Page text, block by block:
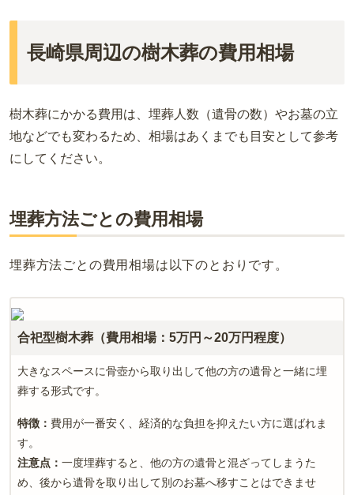
長崎県周辺の樹木葬の費用相場
樹木葬にかかる費用は、埋葬人数（遺骨の数）やお墓の立
地などでも変わるため、相場はあくまでも目安として参考
にしてください。
埋葬方法ごとの費用相場
埋葬方法ごとの費用相場は以下のとおりです。
合祀型樹木葬（費用相場：5万円～20万円程度）
大きなスペースに骨壺から取り出して他の方の遺骨と一緒に埋
葬する形式です。
特徴： 費用が一番安く、経済的な負担を抑えたい方に選ばれま
す。
注意点： 一度埋葬すると、他の方の遺骨と混ざってしまうた
め、後から遺骨を取り出して別のお墓へ移すことはできませ